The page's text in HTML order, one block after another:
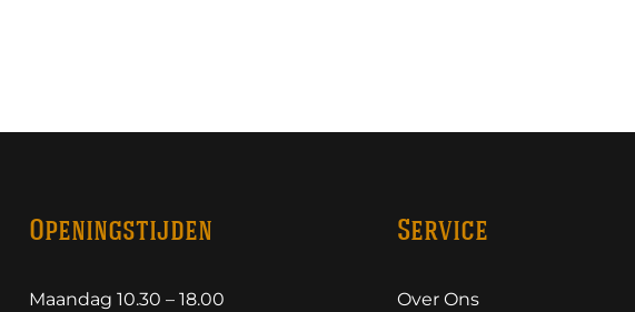
Openingstijden
Maandag 10.30 – 18.00
Service
Over Ons